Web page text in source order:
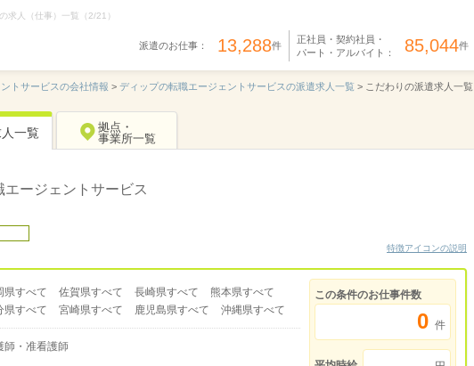
求人（仕事）一覧（2/21）
派遣のお仕事： 13,288件
正社員・契約社員・
パート・アルバイト： 85,044件
トサービスの会社情報 > ディップの転職エージェントサービスの派遣求人一覧 > こだわりの派遣求人一覧
一覧
拠点・
事業所一覧
エージェントサービス
特徴アイコンの説明
県すべて 佐賀県すべて 長崎県すべて
熊本県すべて
県すべて
宮崎県すべて 鹿児島県すべて 沖縄県すべて
師・准看護師
この条件のお仕事件数
0 件